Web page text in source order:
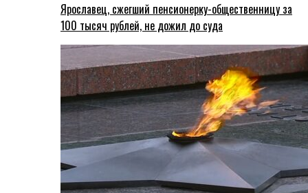
Ярославец, сжегший пенсионерку-общественницу за
100 тысяч рублей, не дожил до суда